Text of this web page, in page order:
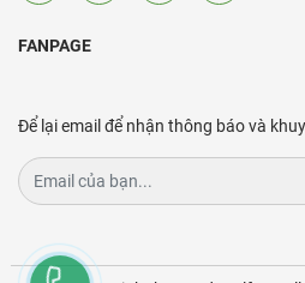
FANPAGE
Để lại email để nhận thông báo và